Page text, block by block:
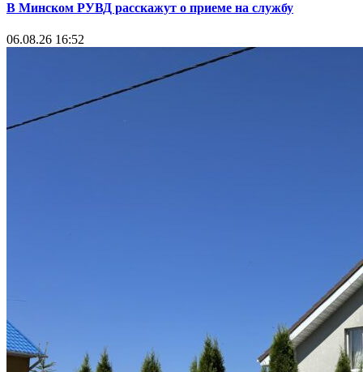
В Минском РУВД расскажут о приеме на службу
06.08.26 16:52